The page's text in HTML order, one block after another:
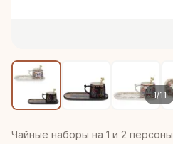
1/11
Чайные наборы на 1 и 2 персоны